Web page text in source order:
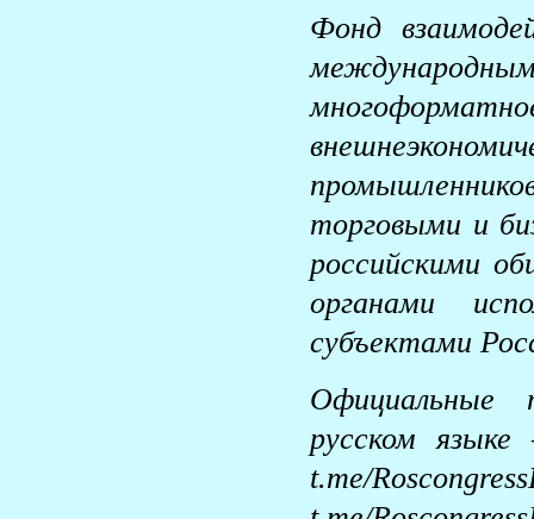
Фонд
торговыми и
российскими
органами
субъектами
Официальные
русском языке
t.me/